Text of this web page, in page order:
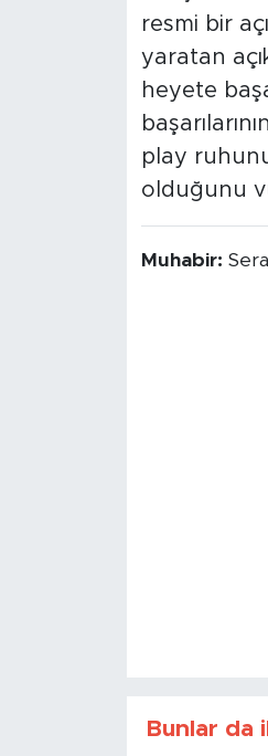
resmi bir
yaratan
heyete
play
olduğunu
Muhabir:
Bunlar da